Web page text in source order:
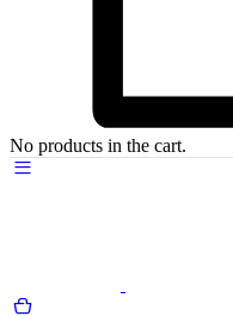
No products in the cart.